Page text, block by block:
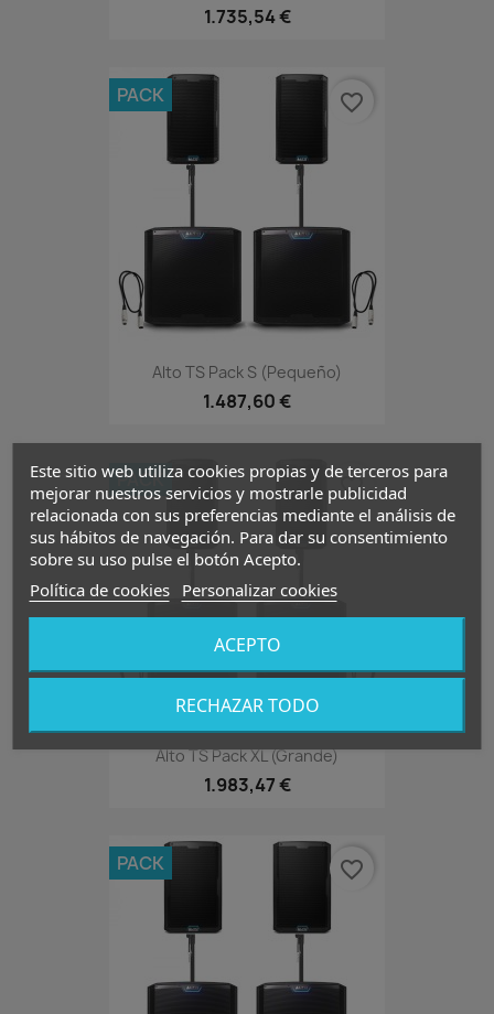
1.735,54 €
Alto TS Pack S (pequeño)
1.487,60 €
PACK favorite_border
Alto TS Pack XL (grande)
1.983,47 €
PACK favorite_border
PACK favorite_border
Este sitio web utiliza cookies propias y de terceros para
mejorar nuestros servicios y mostrarle publicidad
relacionada con sus preferencias mediante el análisis de
sus hábitos de navegación. Para dar su consentimiento
sobre su uso pulse el botón Acepto.
Política de cookies
Personalizar cookies
RECHAZAR TODO
ACEPTO